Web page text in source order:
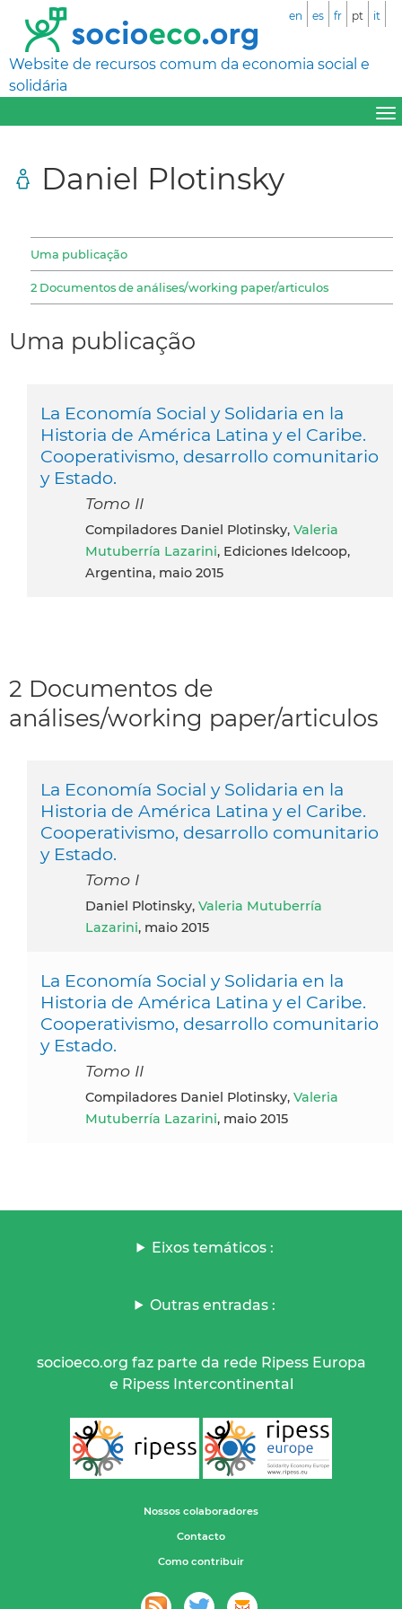
Website de recursos comum da economia social e
solidária
en es fr pt it
Daniel Plotinsky
Uma publicação
2 Documentos de análises/working paper/articulos
Uma publicação
La Economía Social y Solidaria en la
Historia de América Latina y el Caribe.
Cooperativismo, desarrollo comunitario
y Estado.
Tomo II
Compiladores Daniel Plotinsky, Valeria
Mutuberría Lazarini, Ediciones Idelcoop,
Argentina, maio 2015
2 Documentos de
análises/working paper/articulos
La Economía Social y Solidaria en la
Historia de América Latina y el Caribe.
Cooperativismo, desarrollo comunitario
y Estado.
Tomo I
Daniel Plotinsky, Valeria Mutuberría
Lazarini, maio 2015
La Economía Social y Solidaria en la
Historia de América Latina y el Caribe.
Cooperativismo, desarrollo comunitario
y Estado.
Tomo II
Compiladores Daniel Plotinsky, Valeria
Mutuberría Lazarini, maio 2015
Eixos temáticos :
Outras entradas :
socioeco.org faz parte da rede Ripess Europa
e Ripess Intercontinental
Nossos colaboradores
Contacto
Como contribuir